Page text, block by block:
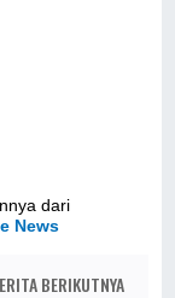
dari
News
BERIKUTNYA